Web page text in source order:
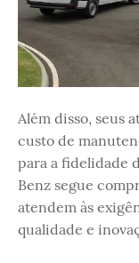
Além disso, seus
custo de
para a fidelidade
Benz segue
atendem às
qualidade e